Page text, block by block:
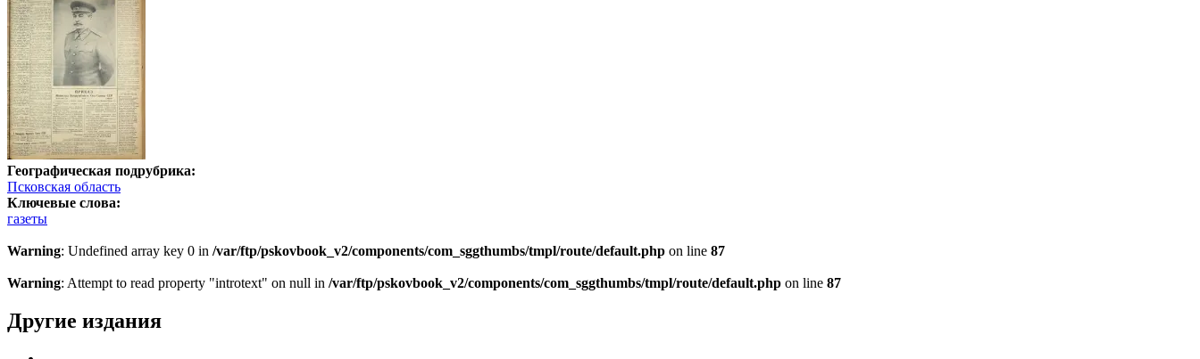
Географическая подрубрика:
Псковская область
Ключевые слова:
газеты
Warning: Undefined array key 0 in /var/ftp/pskovbook_v2/components/com_sggthumbs/tmpl/route/default.php on line 87
Warning: Attempt to read property "introtext" on null in /var/ftp/pskovbook_v2/components/com_sggthumbs/tmpl/route/default.php on line 87
Другие издания